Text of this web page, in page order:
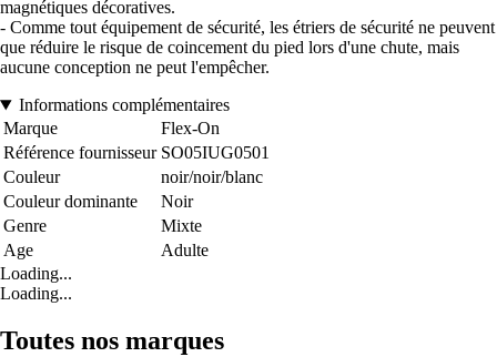
magnétiques décoratives.
- Comme tout équipement de sécurité, les étriers de sécurité ne peuvent
que réduire le risque de coincement du pied lors d'une chute, mais
aucune conception ne peut l'empêcher.
Informations complémentaires
Marque
Flex-On
Référence fournisseur SO05IUG0501
Couleur
noir/noir/blanc
Couleur dominante
Noir
Genre
Mixte
Age
Adulte
Loading...
Loading...
Toutes nos marques